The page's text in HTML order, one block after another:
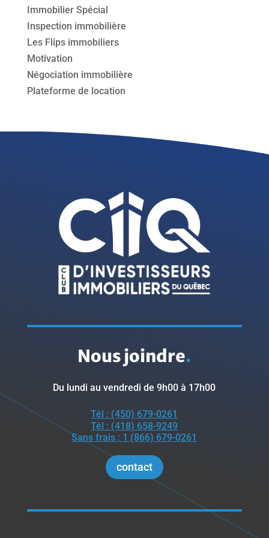
Immobilier Spécial
Inspection immobilière
Les Flips immobiliers
Motivation
Négociation immobilière
Plateforme de location
Nous joindre.
Du lundi au vendredi de 9h00 à 17h00
Tél : (450) 679-0261
Tél : (418) 658-9249
Sans frais : 1 (866) 679-0261
contact